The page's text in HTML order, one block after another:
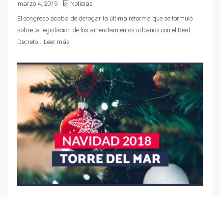
marzo 4, 2019
Noticias
El congreso acaba de derogar la última reforma que se formuló
sobre la legislación de los arrendamientos urbanos con el Real
Decreto... Leer más